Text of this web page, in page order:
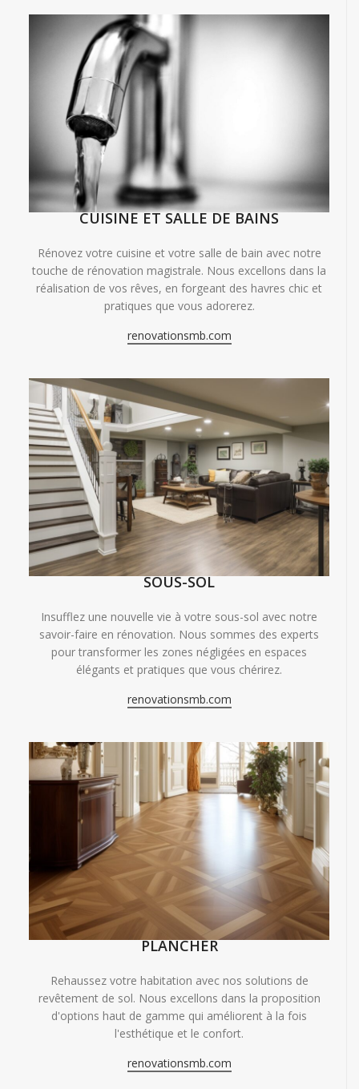
CUISINE ET SALLE DE BAINS
Rénovez votre cuisine et votre salle de bain avec notre
touche de rénovation magistrale. Nous excellons dans la
réalisation de vos rêves, en forgeant des havres chic et
pratiques que vous adorerez.
renovationsmb.com
SOUS-SOL
Insufflez une nouvelle vie à votre sous-sol avec notre
savoir-faire en rénovation. Nous sommes des experts
pour transformer les zones négligées en espaces
élégants et pratiques que vous chérirez.
renovationsmb.com
PLANCHER
Rehaussez votre habitation avec nos solutions de
revêtement de sol. Nous excellons dans la proposition
d'options haut de gamme qui améliorent à la fois
l'esthétique et le confort.
renovationsmb.com